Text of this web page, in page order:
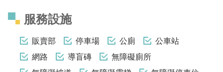
服務設施
販賣部 停車場 公廁
公車站
網路
導盲磚
無障礙廁所